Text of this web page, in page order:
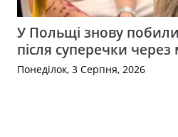
У Польщі знову побили
після суперечки через
Понеділок, 3 Серпня, 2026